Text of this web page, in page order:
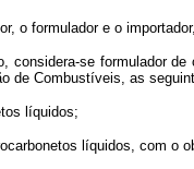
o formulador e o
considera-se formulador
de Combustíveis, as
líquidos;
líquidos, com o